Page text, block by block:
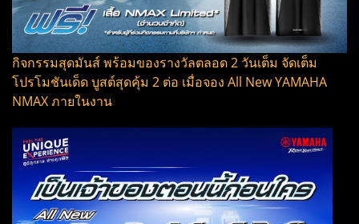
กิจกรรมสุดมันส์ พร้อมของรางวัลตลอด 2 วันเต็ม จัดเต็ม
โปรโมชันเด็ด บูสต์สุดคุ้ม 2 ต่อ เมื่อจอง All New YAMAHA
NMAX ภายในงาน